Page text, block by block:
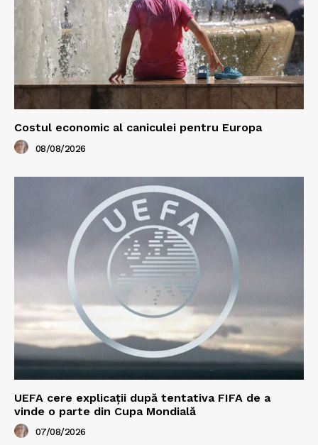
Costul economic al caniculei pentru Europa
08/08/2026
UEFA cere explicații după tentativa FIFA de a
vinde o parte din Cupa Mondială
07/08/2026